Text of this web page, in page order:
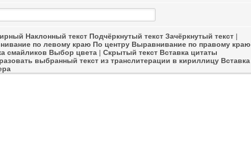
Наклонный текст Подчёркнутый текст Зачёркнутый текст |
по левому краю По центру Выравнивание по правому краю
смайликов Выбор цвета | Скрытый текст Вставка цитаты
выбранный текст из транслитерации в кириллицу Вставка